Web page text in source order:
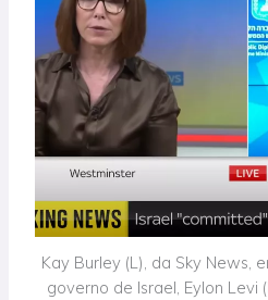
Kay Burley (L), da Sky News,
governo de Israel, Eylon Levi